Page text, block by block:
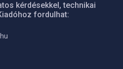
kérdésekkel, technikai
fordulhat: